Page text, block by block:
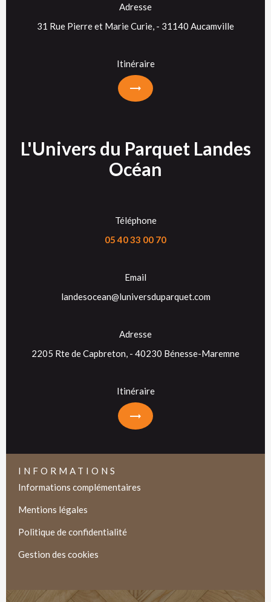
Adresse
31 Rue Pierre et Marie Curie, - 31140 Aucamville
Itinéraire
L'Univers du Parquet Landes
Océan
Téléphone
05 40 33 00 70
Email
landesocean@luniversduparquet.com
Adresse
2205 Rte de Capbreton, - 40230 Bénesse-Maremne
Itinéraire
INFORMATIONS
Informations complémentaires
Mentions légales
Politique de confidentialité
Gestion des cookies